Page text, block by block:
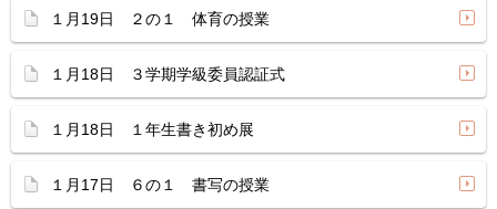
１月19日 ２の１ 体育の授業
１月18日 ３学期学級委員認証式
１月18日 １年生書き初め展
１月17日 ６の１ 書写の授業